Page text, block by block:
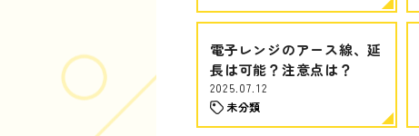
電子レンジのアース線、延
長は可能？注意点は？
2025.07.12
未分類